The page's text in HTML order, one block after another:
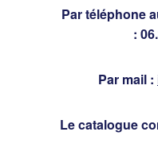
Par téléphone
:
Par mail :
Le catalogue